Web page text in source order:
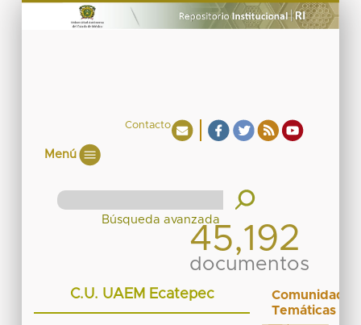
Contacto
Menú
45,192
documentos
C.U. UAEM Ecatepec
Comunidades
Temáticas